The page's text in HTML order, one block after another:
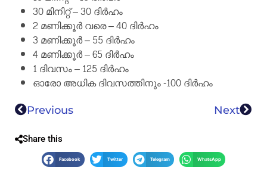
30 മിനിറ്റ് – 30 ദിർഹം
2 മണിക്കൂർ വരെ – 40 ദിർഹം
3 മണിക്കൂർ – 55 ദിർഹം
4 മണിക്കൂർ – 65 ദിർഹം
1 ദിവസം – 125 ദിർഹം
ഓരോ അധിക ദിവസത്തിനും -100 ദിർഹം
Previous Next
Share this
Facebook Twitter Telegram WhatsApp